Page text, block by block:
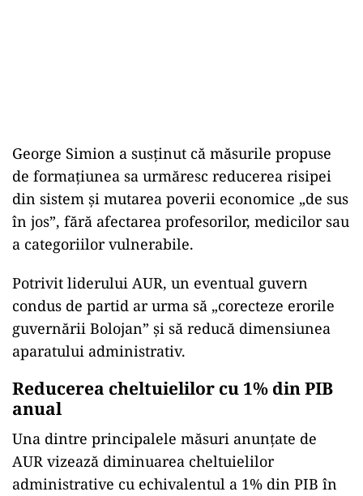
George Simion a susținut că măsurile propuse
de formațiunea sa urmăresc reducerea risipei
din sistem și mutarea poverii economice „de sus
în jos”, fără afectarea profesorilor, medicilor sau
a categoriilor vulnerabile.
Potrivit liderului AUR, un eventual guvern
condus de partid ar urma să „corecteze erorile
guvernării Bolojan” și să reducă dimensiunea
aparatului administrativ.
Reducerea cheltuielilor cu 1% din PIB
anual
Una dintre principalele măsuri anunțate de
AUR vizează diminuarea cheltuielilor
administrative cu echivalentul a 1% din PIB în